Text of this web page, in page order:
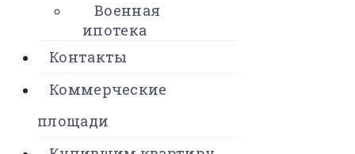
Военная
ипотека
Контакты
Коммерческие
площади